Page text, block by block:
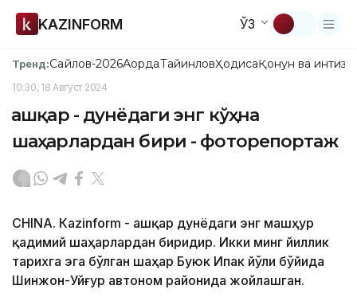
KAZINFORM ЎЗ
Тренд:Сайлов-2026АқордаТайинловҲодисаҚонун ва
10:30, 18 Август 2024
Қашқар - дунёдаги энг кўҳна
шаҳарлардан бири - фоторепортаж
CHINA. Кazinform - Қашқар дунёдаги энг машҳур
қадимий шаҳарлардан биридир. Икки минг йиллик
тарихга эга бўлган шаҳар Буюк Ипак йўли бўйида
Шинжон-Уйғур автоном районида жойлашган.